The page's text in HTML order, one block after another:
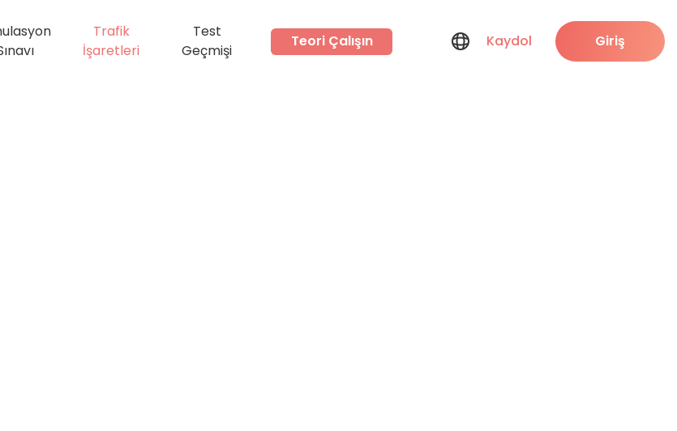
Trafik
İşaretleri
Test
Geçmişi
Teori Çalışın Kaydol Giriş